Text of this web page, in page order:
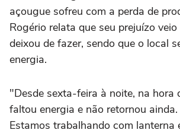
açougue sofreu com a perda de
Rogério relata que seu prejuízo
deixou de fazer, sendo que o local
energia.
"Desde sexta-feira à noite, na hora
faltou energia e não retornou ainda.
Estamos trabalhando com lanterna